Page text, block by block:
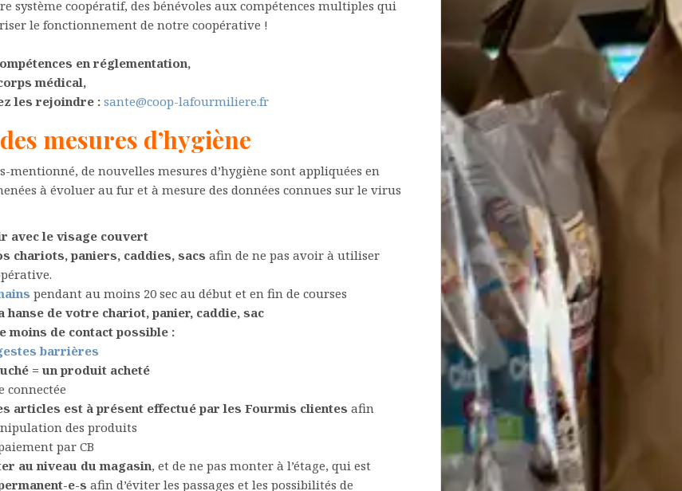
système coopératif, des bénévoles aux compétences multiples qui
le fonctionnement de notre coopérative !
en réglementation,
médical,
les rejoindre :sante@coop-lafourmiliere.fr
mesures d’hygiène
mentionné, de nouvelles mesures d’hygiène sont appliquées en
à évoluer au fur et à mesure des données connues sur le virus
avec le visage couvert
chariots, paniers, caddies, sacs afin de ne pas avoir à utiliser
pendant au moins 20 sec au début et en fin de courses
hanse de votre chariot, panier, caddie, sac
moins de contact possible :
barrières
= un produit acheté
connectée
articles est à présent effectué par les Fourmis clientes afin
des produits
par CB
au niveau du magasin, et de ne pas monter à l’étage, qui est
e-s afin d’éviter les passages et les possibilités de